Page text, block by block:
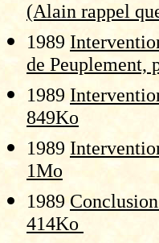
(Alain rappel
1989
de
1989
849Ko
1989
1Mo
1989
414Ko